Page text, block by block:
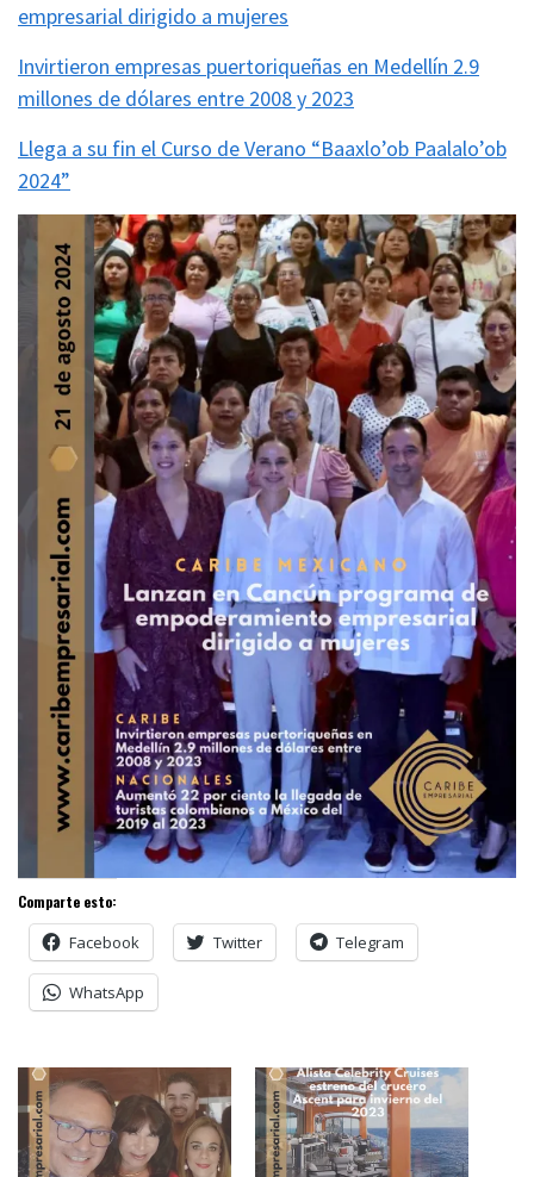
empresarial dirigido a mujeres
Invirtieron empresas puertoriqueñas en Medellín 2.9
millones de dólares entre 2008 y 2023
Llega a su fin el Curso de Verano “Baaxlo’ob Paalalo’ob
2024”
Comparte esto:
Facebook Twitter Telegram
WhatsApp